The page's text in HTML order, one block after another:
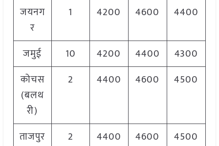
जयनग
र
1 4200 4600 4400
जमुई 10 4200 4400
4300
कोचस
(बलथ
री)
2 4400 4600 4500
ताजपुर 2 4400 4600 4500